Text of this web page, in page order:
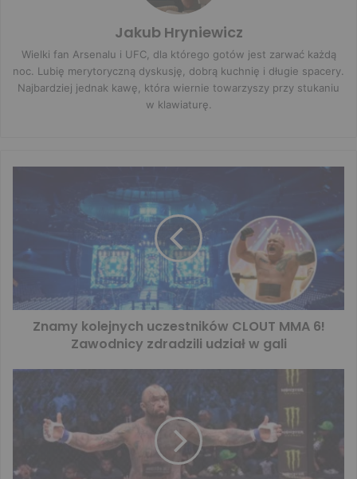
Jakub Hryniewicz
Wielki fan Arsenalu i UFC, dla którego gotów jest zarwać każdą
noc. Lubię merytoryczną dyskusję, dobrą kuchnię i długie spacery.
Najbardziej jednak kawę, która wiernie towarzyszy przy stukaniu
w klawiaturę.
Znamy kolejnych uczestników CLOUT MMA 6!
Zawodnicy zdradzili udział w gali